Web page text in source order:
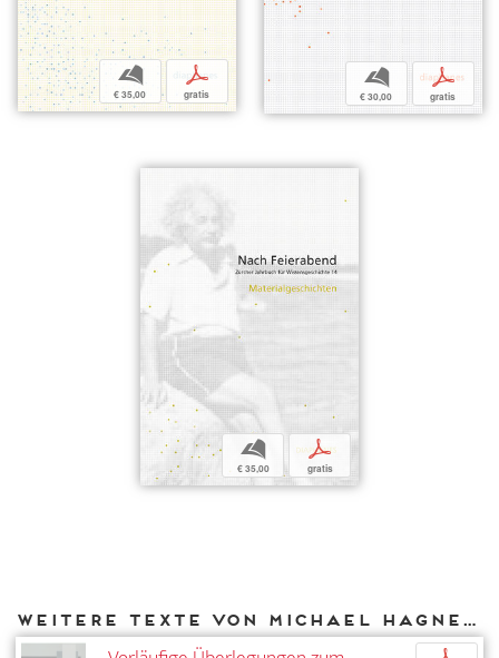
b
€ 35,00
p
gratis
b
€ 30,00
p
gratis
b
€ 35,00
p
gratis
Weitere Texte von Michael Hagner bei DIAPHANES